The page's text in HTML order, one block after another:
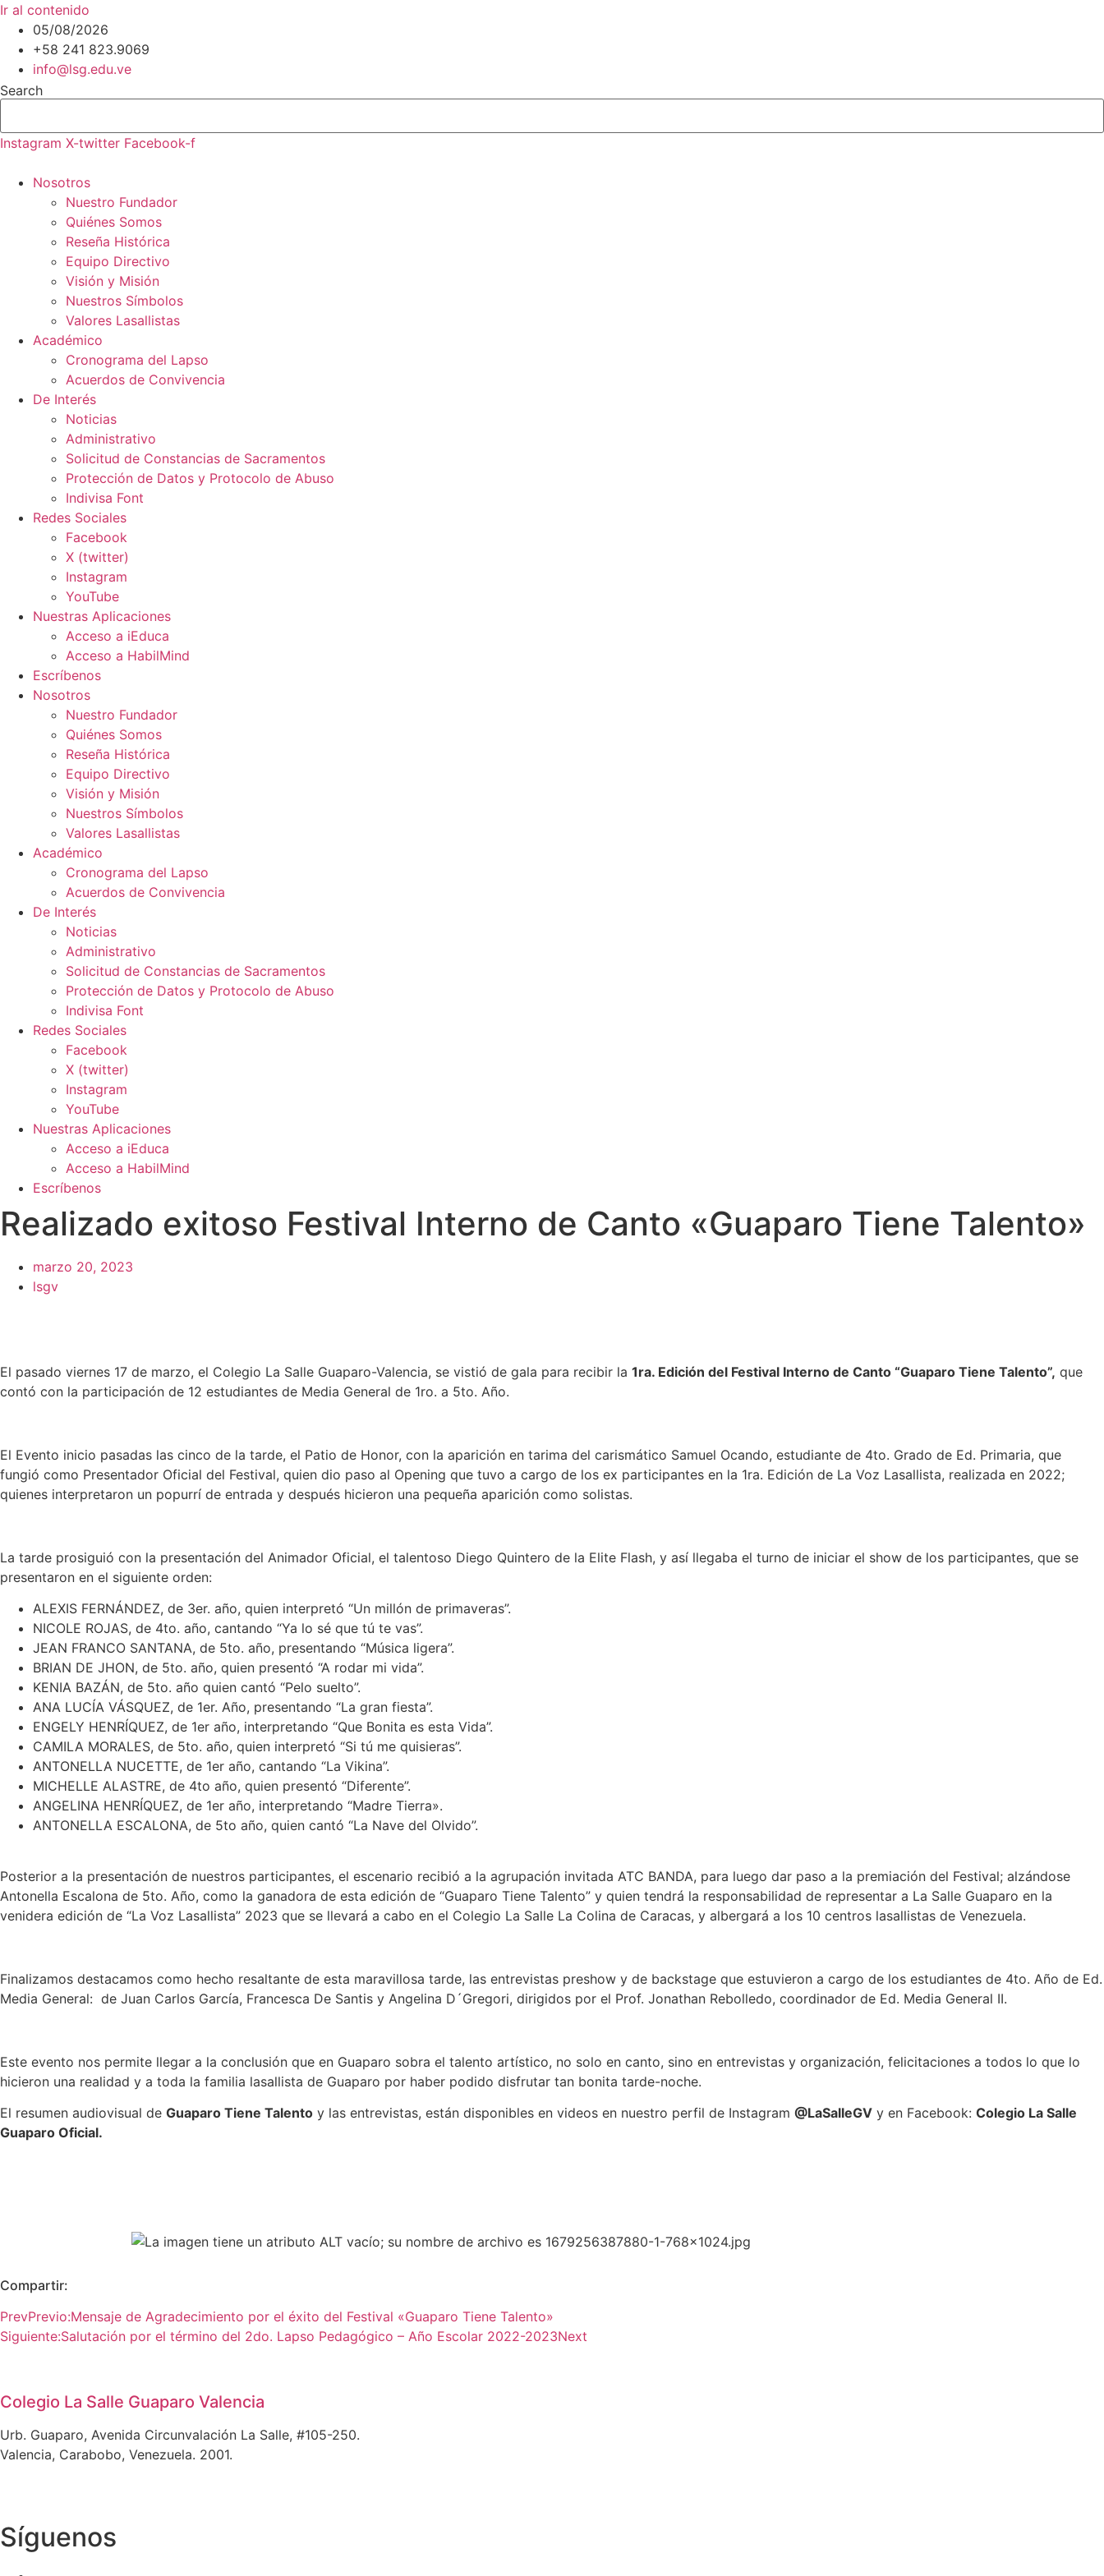
Ir al contenido
05/08/2026
+58 241 823.9069
info@lsg.edu.ve
Search
Instagram X-twitter Facebook-f
Nosotros
Nuestro Fundador
Quiénes Somos
Reseña Histórica
Equipo Directivo
Visión y Misión
Nuestros Símbolos
Valores Lasallistas
Académico
Cronograma del Lapso
Acuerdos de Convivencia
De Interés
Noticias
Administrativo
Solicitud de Constancias de Sacramentos
Protección de Datos y Protocolo de Abuso
Indivisa Font
Redes Sociales
Facebook
X (twitter)
Instagram
YouTube
Nuestras Aplicaciones
Acceso a iEduca
Acceso a HabilMind
Escríbenos
Nosotros
Nuestro Fundador
Quiénes Somos
Reseña Histórica
Equipo Directivo
Visión y Misión
Nuestros Símbolos
Valores Lasallistas
Académico
Cronograma del Lapso
Acuerdos de Convivencia
De Interés
Noticias
Administrativo
Solicitud de Constancias de Sacramentos
Protección de Datos y Protocolo de Abuso
Indivisa Font
Redes Sociales
Facebook
X (twitter)
Instagram
YouTube
Nuestras Aplicaciones
Acceso a iEduca
Acceso a HabilMind
Escríbenos
Realizado exitoso Festival Interno de Canto «Guaparo Tiene Talento»
marzo 20, 2023
lsgv
El pasado viernes 17 de marzo, el Colegio La Salle Guaparo-Valencia, se vistió de gala para recibir la 1ra. Edición del Festival Interno de Canto “Guaparo Tiene Talento”, que
contó con la participación de 12 estudiantes de Media General de 1ro. a 5to. Año.
El Evento inicio pasadas las cinco de la tarde, el Patio de Honor, con la aparición en tarima del carismático Samuel Ocando, estudiante de 4to. Grado de Ed. Primaria, que
fungió como Presentador Oficial del Festival, quien dio paso al Opening que tuvo a cargo de los ex participantes en la 1ra. Edición de La Voz Lasallista, realizada en 2022;
quienes interpretaron un popurrí de entrada y después hicieron una pequeña aparición como solistas.
La tarde prosiguió con la presentación del Animador Oficial, el talentoso Diego Quintero de la Elite Flash, y así llegaba el turno de iniciar el show de los participantes, que se
presentaron en el siguiente orden:
ALEXIS FERNÁNDEZ, de 3er. año, quien interpretó “Un millón de primaveras”.
NICOLE ROJAS, de 4to. año, cantando “Ya lo sé que tú te vas”.
JEAN FRANCO SANTANA, de 5to. año, presentando “Música ligera”.
BRIAN DE JHON, de 5to. año, quien presentó “A rodar mi vida”.
KENIA BAZÁN, de 5to. año quien cantó “Pelo suelto”.
ANA LUCÍA VÁSQUEZ, de 1er. Año, presentando “La gran fiesta”.
ENGELY HENRÍQUEZ, de 1er año, interpretando “Que Bonita es esta Vida”.
CAMILA MORALES, de 5to. año, quien interpretó “Si tú me quisieras”.
ANTONELLA NUCETTE, de 1er año, cantando “La Vikina”.
MICHELLE ALASTRE, de 4to año, quien presentó “Diferente”.
ANGELINA HENRÍQUEZ, de 1er año, interpretando “Madre Tierra».
ANTONELLA ESCALONA, de 5to año, quien cantó “La Nave del Olvido”.
Posterior a la presentación de nuestros participantes, el escenario recibió a la agrupación invitada ATC BANDA, para luego dar paso a la premiación del Festival; alzándose
Antonella Escalona de 5to. Año, como la ganadora de esta edición de “Guaparo Tiene Talento” y quien tendrá la responsabilidad de representar a La Salle Guaparo en la
venidera edición de “La Voz Lasallista” 2023 que se llevará a cabo en el Colegio La Salle La Colina de Caracas, y albergará a los 10 centros lasallistas de Venezuela.
Finalizamos destacamos como hecho resaltante de esta maravillosa tarde, las entrevistas preshow y de backstage que estuvieron a cargo de los estudiantes de 4to. Año de Ed.
Media General: de Juan Carlos García, Francesca De Santis y Angelina D´Gregori, dirigidos por el Prof. Jonathan Rebolledo, coordinador de Ed. Media General II.
Este evento nos permite llegar a la conclusión que en Guaparo sobra el talento artístico, no solo en canto, sino en entrevistas y organización, felicitaciones a todos lo que lo
hicieron una realidad y a toda la familia lasallista de Guaparo por haber podido disfrutar tan bonita tarde-noche.
El resumen audiovisual de Guaparo Tiene Talento y las entrevistas, están disponibles en videos en nuestro perfil de Instagram @LaSalleGV y en Facebook: Colegio La Salle
Guaparo Oficial.
Compartir:
PrevPrevio:Mensaje de Agradecimiento por el éxito del Festival «Guaparo Tiene Talento»
Siguiente:Salutación por el término del 2do. Lapso Pedagógico – Año Escolar 2022-2023Next
Colegio La Salle Guaparo Valencia
Urb. Guaparo, Avenida Circunvalación La Salle, #105-250.
Valencia, Carabobo, Venezuela. 2001.
Síguenos